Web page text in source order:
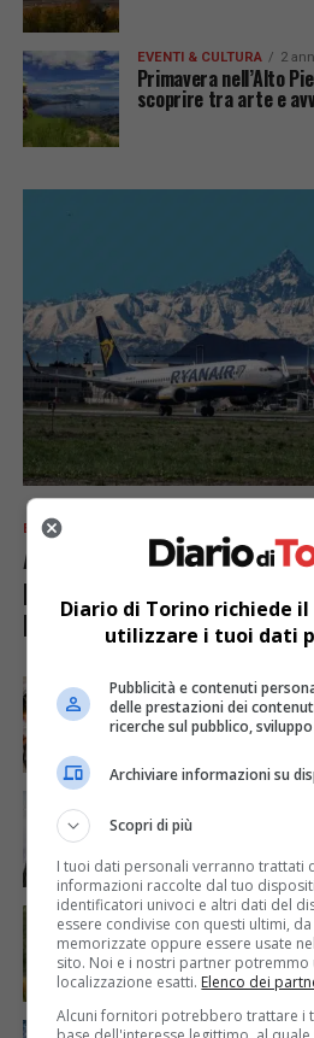
EVENTI & CULTURA 2
Primavera nell’Alto
scoprire tra arte e
ECONOMIA & LAVORO
Aeroporto di Torino,
primo trimestre 2024
passeggeri)
ECONOMIA & LAVORO 2
Turismo in Piemonte,
2023 e attenzione
Il turismo in
al 2021
POLITICA 4 anni fa
Sviluppo turistico dei
illustrati da Carosso
CRONACA & ATTUALITÀ
Diario di Torino richiede
utilizzare i tuoi dati
Pubblicità e contenuti
delle prestazioni dei
ricerche sul pubblico,
Archiviare informazioni su
Scopri di più
I tuoi dati personali verranno trattati
informazioni raccolte dal tuo
identificatori univoci e altri dati del
essere condivise con questi ultimi,
memorizzate oppure essere usate
sito. Noi e i nostri partner potremmo
localizzazione esatti. Elenco dei
Alcuni fornitori potrebbero trattare i